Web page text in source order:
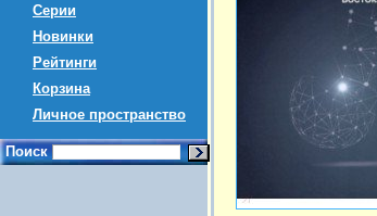
Серии
Новинки
Рейтинги
Корзина
Личное пространство
Поиск